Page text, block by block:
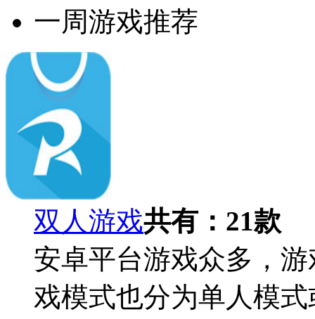
一周游戏推荐
双人游戏共有： 21款
安卓平台游戏众多，
戏模式也分为单人模